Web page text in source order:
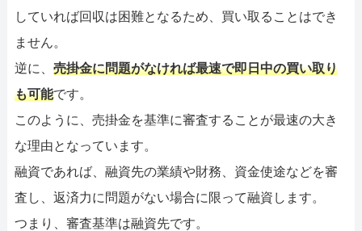
していれば回収は困難となるため、買い取ることはでき
ません。
逆に、 売掛金に問題がなければ最速で即日中の買い取り
も可能です。
このように、売掛金を基準に審査することが最速の大き
な理由となっています。
融資であれば、融資先の業績や財務、資金使途などを審
査し、返済力に問題がない場合に限って融資します。
つまり、審査基準は融資先です。